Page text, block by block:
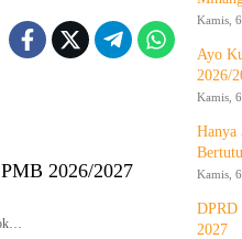
2026/2027
Kamis,
Ayo
2026/
Kamis,
Hanya
Kamis,
DPRD
2027